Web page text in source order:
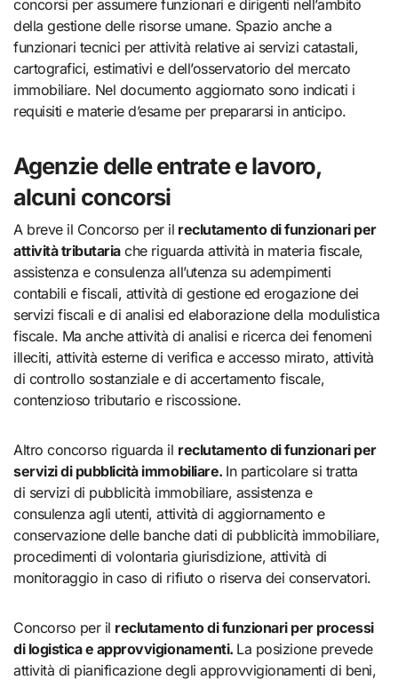
concorsi per assumere funzionari e dirigenti nell’ambito
della gestione delle risorse umane. Spazio anche a
funzionari tecnici per attività relative ai servizi catastali,
cartografici, estimativi e dell’osservatorio del mercato
immobiliare. Nel documento aggiornato sono indicati i
requisiti e materie d’esame per prepararsi in anticipo.
Agenzie delle entrate e lavoro,
alcuni concorsi
A breve il Concorso per il reclutamento di funzionari per
attività tributariache riguarda attività in materia fiscale,
assistenza e consulenza all’utenza su adempimenti
contabili e fiscali, attività di gestione ed erogazione dei
servizi fiscali e di analisi ed elaborazione della modulistica
fiscale. Ma anche attività di analisi e ricerca dei fenomeni
illeciti, attività esterne di verifica e accesso mirato, attività
di controllo sostanziale e di accertamento fiscale,
contenzioso tributario e riscossione.
Altro concorso riguarda il reclutamento di funzionari per
servizi di pubblicità immobiliare. In particolare si tratta
di servizi di pubblicità immobiliare, assistenza e
consulenza agli utenti, attività di aggiornamento e
conservazione delle banche dati di pubblicità immobiliare,
procedimenti di volontaria giurisdizione, attività di
monitoraggio in caso di rifiuto o riserva dei conservatori.
Concorso per il reclutamento di funzionari per processi
di logistica e approvvigionamenti. La posizione prevede
attività di pianificazione degli approvvigionamenti di beni,